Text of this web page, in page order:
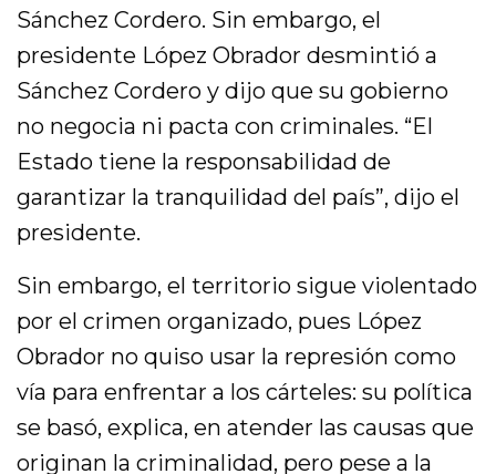
Sánchez Cordero. Sin embargo, el
presidente López Obrador desmintió a
Sánchez Cordero y dijo que su gobierno
no negocia ni pacta con criminales. “El
Estado tiene la responsabilidad de
garantizar la tranquilidad del país”, dijo el
presidente.
Sin embargo, el territorio sigue violentado
por el crimen organizado, pues López
Obrador no quiso usar la represión como
vía para enfrentar a los cárteles: su política
se basó, explica, en atender las causas que
originan la criminalidad, pero pese a la